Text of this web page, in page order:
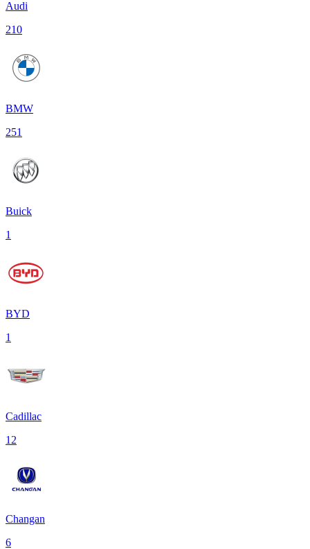
Audi
210
BMW
251
Buick
1
BYD
1
Cadillac
12
Changan
6